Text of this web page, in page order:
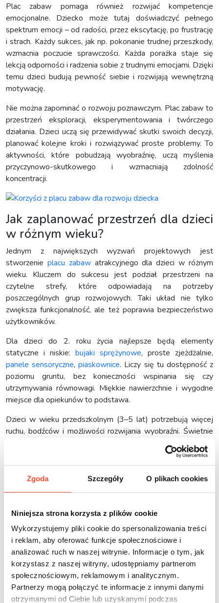
Zgoda Szczegóły O plikach cookies
Niniejsza strona korzysta z plików cookie
Wykorzystujemy pliki cookie do spersonalizowania treści
i reklam, aby oferować funkcje społecznościowe i
analizować ruch w naszej witrynie. Informacje o tym, jak
korzystasz z naszej witryny, udostępniamy partnerom
społecznościowym, reklamowym i analitycznym.
Partnerzy mogą połączyć te informacje z innymi danymi
otrzymanymi od Ciebie lub uzyskanymi podczas
Plac zabaw pomaga również rozwijać kompetencje
emocjonalne. Dziecko może tutaj doświadczyć pełnego
spektrum emocji – od radości, przez ekscytację, po frustrację
i strach. Każdy sukces, jak np. pokonanie trudnej przeszkody,
wzmacnia poczucie sprawczości. Każda porażka staje się
lekcją odporności i radzenia sobie z trudnymi emocjami. Dzięki
temu dzieci budują pewność siebie i rozwijają wewnętrzną
motywację.
Nie można zapominać o rozwoju poznawczym. Plac zabaw to
przestrzeń eksploracji, eksperymentowania i twórczego
działania. Dzieci uczą się przewidywać skutki swoich decyzji,
planować kolejne kroki i rozwiązywać proste problemy. To
aktywności, które pobudzają wyobraźnię, uczą myślenia
przyczynowo-skutkowego i wzmacniają zdolność
koncentracji.
Jak zaplanować przestrzeń dla dzieci
w różnym wieku?
Jednym z największych wyzwań projektowych jest
stworzenie placu zabawatrakcyjnego dla dzieci w różnym
wieku. Kluczem do sukcesu jest podział przestrzeni na
czytelne strefy, które odpowiadają na potrzeby
poszczególnych grup rozwojowych. Taki układ nie tylko
zwiększa funkcjonalność, ale też poprawia bezpieczeństwo
użytkowników.
Dla dzieci do 2. roku życia najlepsze będą elementy
statyczne i niskie: bujaki sprężynowe, proste zjeżdżalnie,
panele sensoryczne,piaskownice. Liczy się tu dostępność z
poziomu gruntu, bez konieczności wspinania się czy
utrzymywania równowagi. Miękkie nawierzchnie i wygodne
miejsce dla opiekunów to podstawa.
Dzieci w wieku przedszkolnym (3–5 lat) potrzebują więcej
ruchu, bodźców i możliwości rozwijania wyobraźni. Świetnie
sprawdzą się tu domki do zabawy, mostki linowe, mini wieże,
karuzele, interaktywne tablice. To etap intensywnego
rozwijania kompetencji społecznych – dobrze więc, by
urządzenia zachęcały do wspólnego działania.
wyższym poziomem trudności. Konstrukcje linowe, zestawy
wspinaczkowe, złożone systemy przeszkód, wysokie
zjeżdżalnie – to elementy, które zapewnią wyzwania i
pozwolą rozwijać niezależność. Nie należy zapominać także o
przestrzeniach do odpoczynku, obserwacji, a nawet
rywalizacji w duchu fair play.